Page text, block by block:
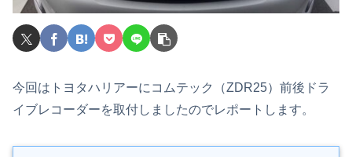
今回はトヨタハリアーにコムテック（ZDR25）前後ドラ
イブレコーダーを取付しましたのでレポートします。